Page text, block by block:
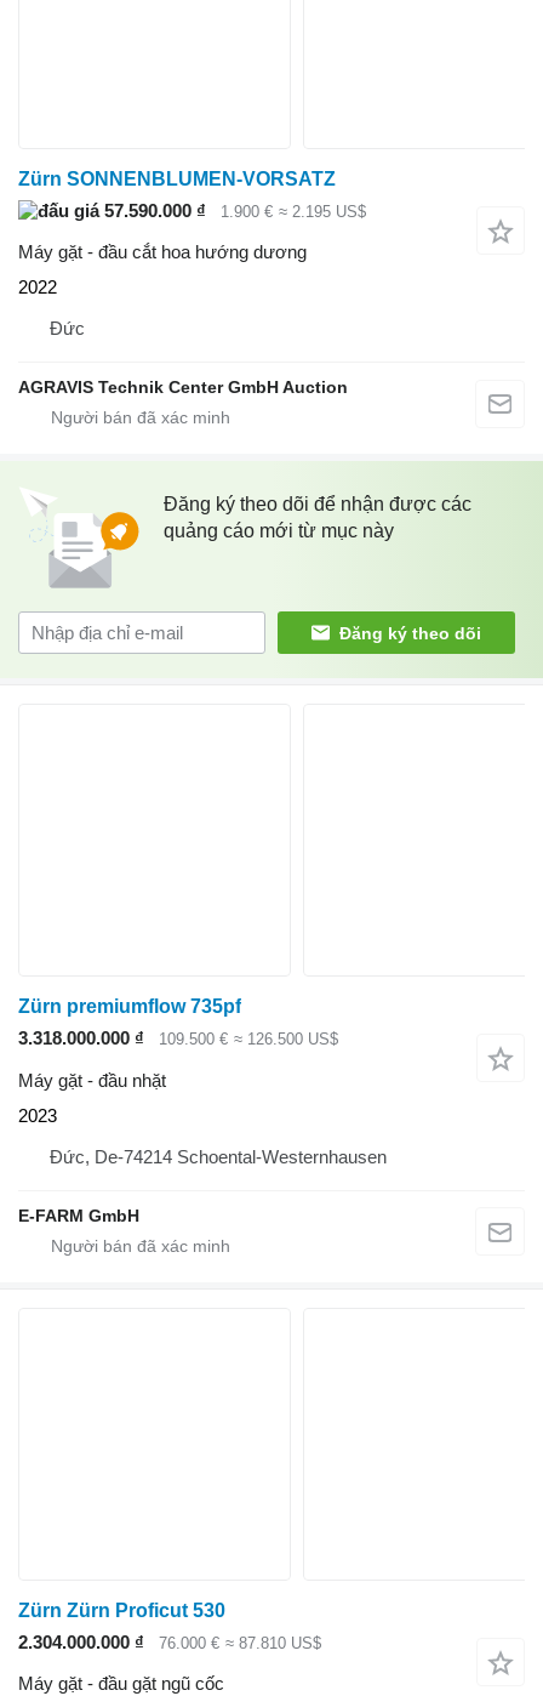
Zürn SONNENBLUMEN-VORSATZ
57.590.000 ₫
1.900 € ≈ 2.195 US$
Máy gặt - đầu cắt hoa hướng dương
2022
Đức
AGRAVIS Technik Center GmbH Auction
Đăng ký theo dõi để nhận được các
quảng cáo mới từ mục này
Đăng ký theo dõi
Zürn premiumflow 735pf
3.318.000.000 ₫
109.500 € ≈ 126.500 US$
Máy gặt - đầu nhặt
2023
Đức, De-74214 Schoental-Westernhausen
E-FARM GmbH
Zürn Zürn Proficut 530
2.304.000.000 ₫
76.000 € ≈ 87.810 US$
Máy gặt - đầu gặt ngũ cốc